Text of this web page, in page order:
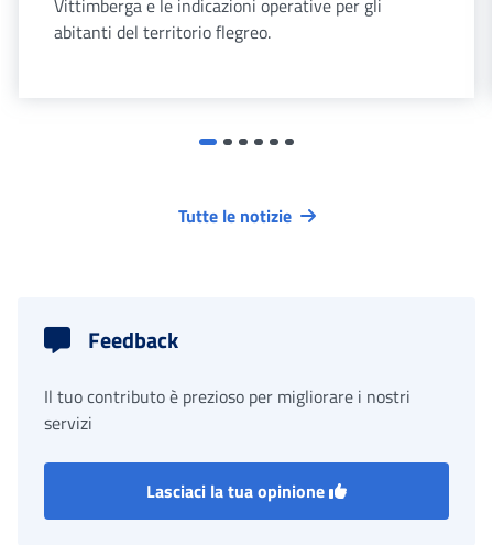
Vittimberga e le indicazioni operative per gli
abitanti del territorio flegreo.
Tutte le notizie
Feedback
Il tuo contributo è prezioso per migliorare i nostri
servizi
Lasciaci la tua opinione